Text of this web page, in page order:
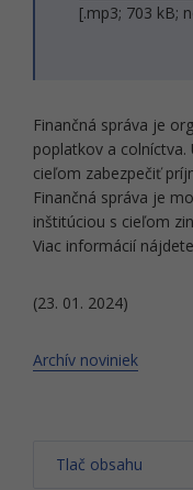
[.mp3; 703 kB;
Finančná správa je
poplatkov a colníctva.
cieľom zabezpečiť
Finančná správa je
inštitúciou s cieľom
Viac informácií
(23. 01. 2024)
Archív noviniek
Tlač obsahu